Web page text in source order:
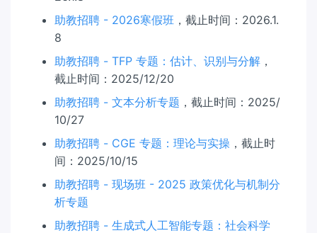
助教招聘 - 2026寒假班 ，截止时间：2026.1.
8
助教招聘 - TFP 专题：估计、识别与分解，
截止时间：2025/12/20
助教招聘 - 文本分析专题 ，截止时间：2025/
10/27
助教招聘 - CGE 专题：理论与实操，截止时
间：2025/10/15
助教招聘 - 现场班 - 2025 政策优化与机制分
析专题
助教招聘 - 生成式人工智能专题：社会科学